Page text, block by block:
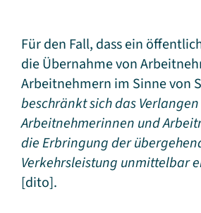
Für den Fall, dass ein
die Übernahme von
Arbeitnehmern im Sinne von
beschränkt sich das
Arbeitnehmerinnen und
die Erbringung der
Verkehrsleistung unmittelbar
[dito].